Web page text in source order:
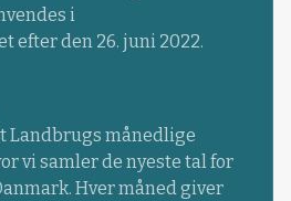
i
efter den 26. juni 2022.
Landbrugs månedlige
vi samler de nyeste tal for
Hver måned giver